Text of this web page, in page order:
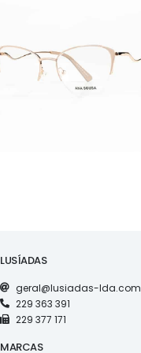
AS1126
LUSÍADAS
geral@lusiadas-lda.com
229 363 391
229 377 171
MARCAS